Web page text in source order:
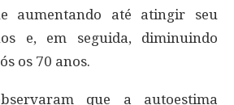
aumentando até atingir seu
e, em seguida, diminuindo
os 70 anos.
que a autoestima